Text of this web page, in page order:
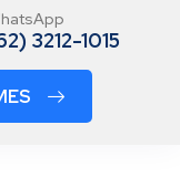
3212-1015